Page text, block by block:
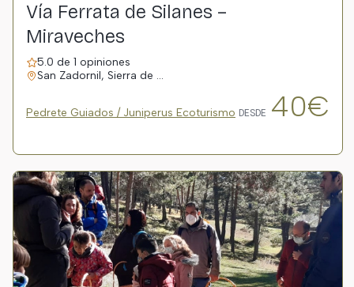
Vía Ferrata de Silanes –
Miraveches
5.0 de 1 opiniones
San Zadornil, Sierra de …
Pedrete Guiados / Juniperus Ecoturismo DESDE 40€